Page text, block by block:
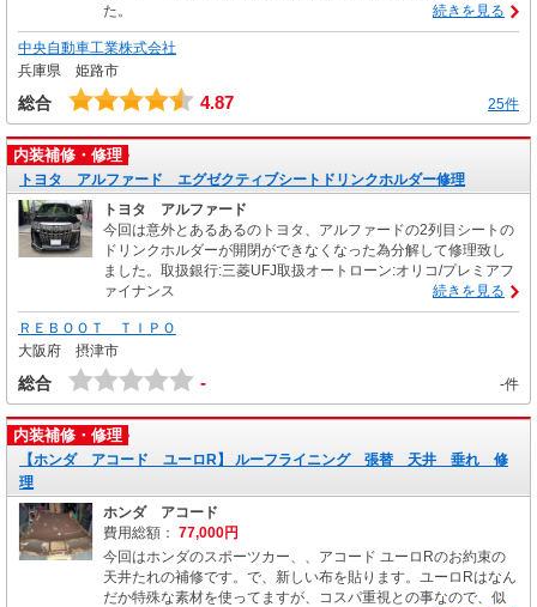
た。
続きを見る
中央自動車工業株式会社
兵庫県 姫路市
総合 4.87 25件
内装補修・修理
トヨタ アルファード エグゼクティブシートドリンクホルダー修理
トヨタ アルファード
今回は意外とあるあるのトヨタ、アルファードの2列目シートの
ドリンクホルダーが開閉ができなくなった為分解して修理致し
ました。取扱銀行:三菱UFJ取扱オートローン:オリコ/プレミアフ
ァイナンス
続きを見る
ＲＥＢＯＯＴ ＴＩＰＯ
大阪府 摂津市
総合 - -件
内装補修・修理
【ホンダ アコード ユーロR】 ルーフライニング 張替 天井 垂れ 修
理
ホンダ アコード
費用総額： 77,000円
今回はホンダのスポーツカー、、アコード ユーロRのお約束の
天井たれの補修です。で、新しい布を貼ります。ユーロRはなん
だか特殊な素材を使ってますが、コスパ重視との事なので、似